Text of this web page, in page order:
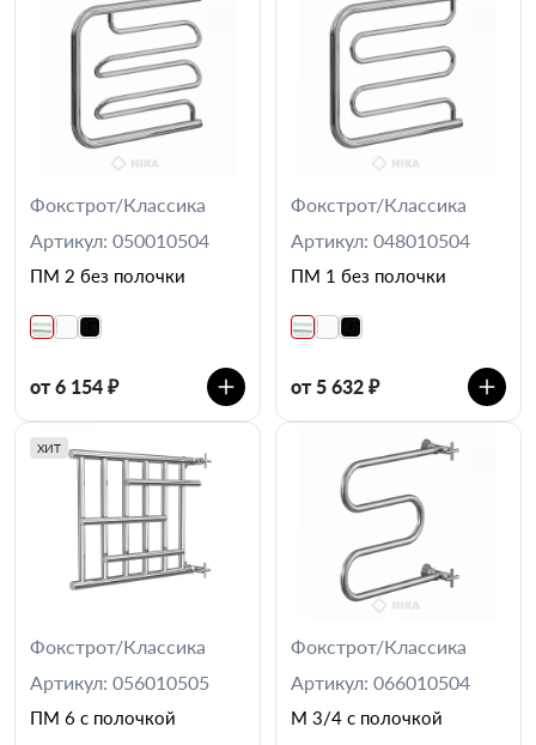
Фокстрот/Классика
Артикул: 050010504
ПМ 2 без полочки
от 6 154 ₽
Фокстрот/Классика
Артикул: 048010504
ПМ 1 без полочки
от 5 632 ₽
ХИТ
Фокстрот/Классика
Артикул: 056010505
ПМ 6 с полочкой
Фокстрот/Классика
Артикул: 066010504
М 3/4 с полочкой